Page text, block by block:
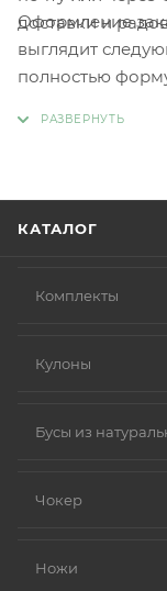
доставки и
Оформление
выглядит
полностью
КАТАЛОГ
Комплекты
Кулоны
Бусы из
Чокер
Ножи